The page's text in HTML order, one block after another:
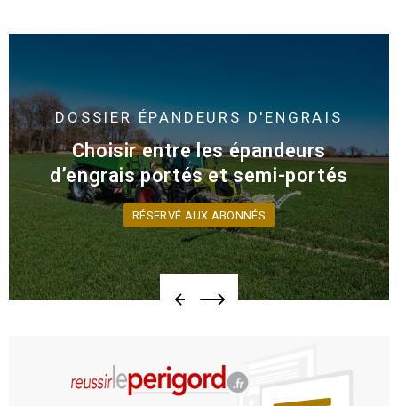
DOSSIER ÉPANDEURS D'ENGRAIS
Choisir entre les épandeurs
d’engrais portés et semi-portés
RÉSERVÉ AUX ABONNÉS